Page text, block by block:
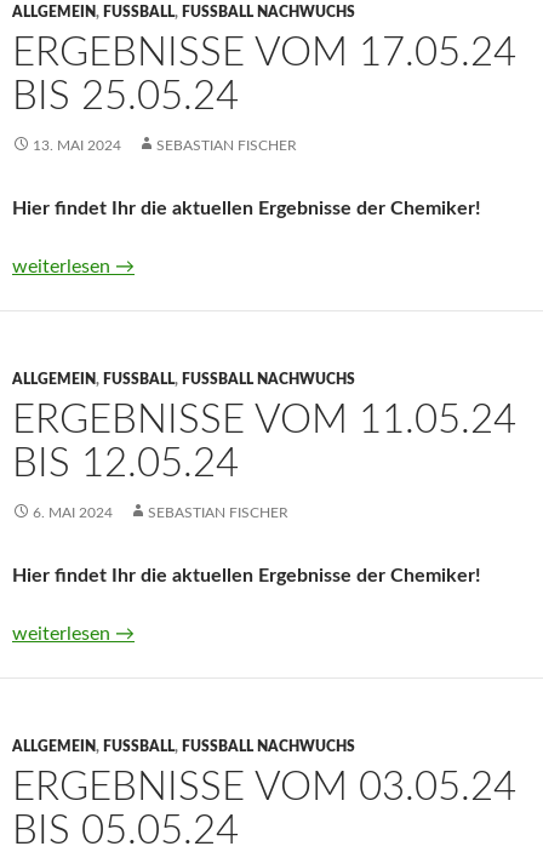
ALLGEMEIN, FUSSBALL , FUSSBALL NACHWUCHS
ERGEBNISSE VOM 17.05.24
BIS 25.05.24
13. MAI 2024 SEBASTIAN FISCHER
Hier findet Ihr die aktuellen Ergebnisse der Chemiker!
Ergebnisse vom 17.05.24 bis 25.05.24
weiterlesen →
ALLGEMEIN, FUSSBALL , FUSSBALL NACHWUCHS
ERGEBNISSE VOM 11.05.24
BIS 12.05.24
6. MAI 2024 SEBASTIAN FISCHER
Hier findet Ihr die aktuellen Ergebnisse der Chemiker!
Ergebnisse vom 11.05.24 bis 12.05.24
weiterlesen →
ALLGEMEIN, FUSSBALL , FUSSBALL NACHWUCHS
ERGEBNISSE VOM 03.05.24
BIS 05.05.24